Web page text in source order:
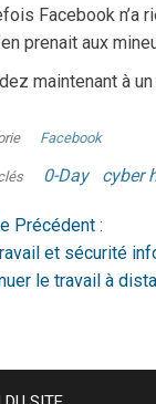
Facebook n’a
prenait aux
maintenant à
Facebook
0-Day cyber
Précédent :
et sécurité
le travail à